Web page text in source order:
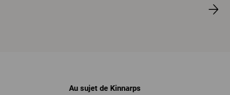
Au sujet de Kinnarps